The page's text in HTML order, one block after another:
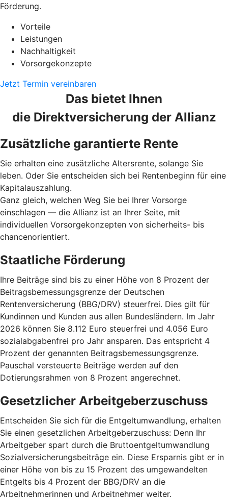
Förderung.
Vorteile
Leistungen
Nachhaltigkeit
Vorsorgekonzepte
Jetzt Termin vereinbaren
Das bietet Ihnen
die Direktversicherung der Allianz
Zusätzliche garantierte Rente
Sie erhalten eine zusätzliche Altersrente, solange Sie
leben. Oder Sie entscheiden sich bei Rentenbeginn für eine
Kapitalauszahlung.
Ganz gleich, welchen Weg Sie bei Ihrer Vorsorge
einschlagen — die Allianz ist an Ihrer Seite, mit
individuellen Vorsorgekonzepten von sicherheits- bis
chancenorientiert.
Staatliche Förderung
Ihre Beiträge sind bis zu einer Höhe von 8 Prozent der
Beitragsbemessungsgrenze der Deutschen
Rentenversicherung (BBG/DRV) steuerfrei. Dies gilt für
Kundinnen und Kunden aus allen Bundesländern. Im Jahr
2026 können Sie 8.112 Euro steuerfrei und 4.056 Euro
sozialabgabenfrei pro Jahr ansparen. Das entspricht 4
Prozent der genannten Beitragsbemessungsgrenze.
Pauschal versteuerte Beiträge werden auf den
Dotierungsrahmen von 8 Prozent angerechnet.
Gesetzlicher Arbeitgeberzuschuss
Entscheiden Sie sich für die Entgeltumwandlung, erhalten
Sie einen gesetzlichen Arbeitgeberzuschuss: Denn Ihr
Arbeitgeber spart durch die Bruttoentgeltumwandlung
Sozialversicherungsbeiträge ein. Diese Ersparnis gibt er in
einer Höhe von bis zu 15 Prozent des umgewandelten
Entgelts bis 4 Prozent der BBG/DRV an die
Arbeitnehmerinnen und Arbeitnehmer weiter.